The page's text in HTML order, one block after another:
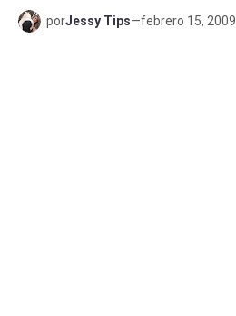
porJessy Tips—febrero 15, 2009